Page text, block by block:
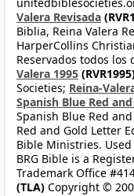
Valera Revisada
Biblia, Reina Valera
HarperCollins
Reservados todos
Valera 1995
Societies; Reina-
Spanish Blue Red
Spanish Blue Red
Red and Gold Letter
Bible Ministries.
BRG Bible is a
Trademark Office
(TLA) Copyright ©